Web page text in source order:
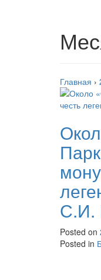
Главная ›
С.И.
Posted on
Posted in